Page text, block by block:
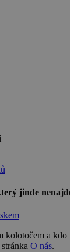
jinde
kolotočem a
O nás.